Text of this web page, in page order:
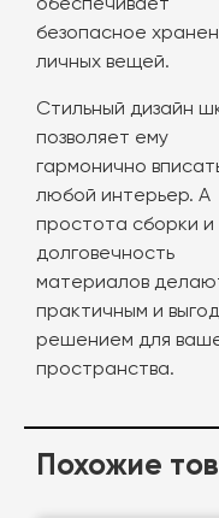
обеспечивает
безопасное
личных вещей.
Стильный дизайн
позволяет ему
гармонично
любой интерьер. А
простота сборки и
долговечность
материалов
практичным и
решением для
пространства.
Похожие